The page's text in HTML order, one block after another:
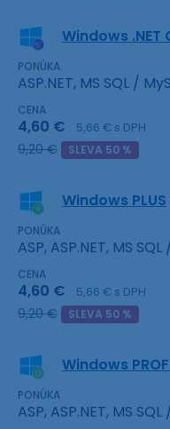
Windows .NET
PONÚKA
ASP.NET, MS SQL /
CENA
4,60 € 5,66 € s DPH
9,20 € SLEVA 50 %
Windows PLUS
PONÚKA
ASP, ASP.NET, MS
CENA
4,60 € 5,66 € s DPH
9,20 € SLEVA 50 %
Windows
PONÚKA
ASP, ASP.NET, MS